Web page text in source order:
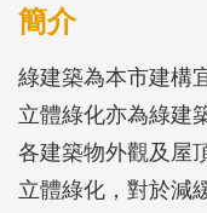
簡介
綠建築為本市建構
立體綠化亦為綠建
各建築物外觀及屋
立體綠化，對於減